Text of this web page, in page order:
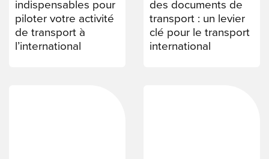
indispensables pour
piloter votre activité
de transport à
l’international
des documents de
transport : un levier
clé pour le transport
international